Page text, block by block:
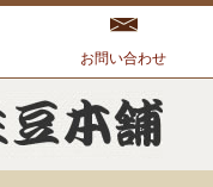
お問い合わせ